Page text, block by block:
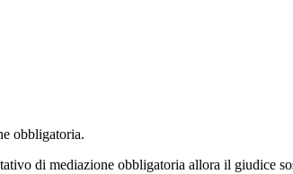
obbligatoria.
di mediazione obbligatoria allora il giudice